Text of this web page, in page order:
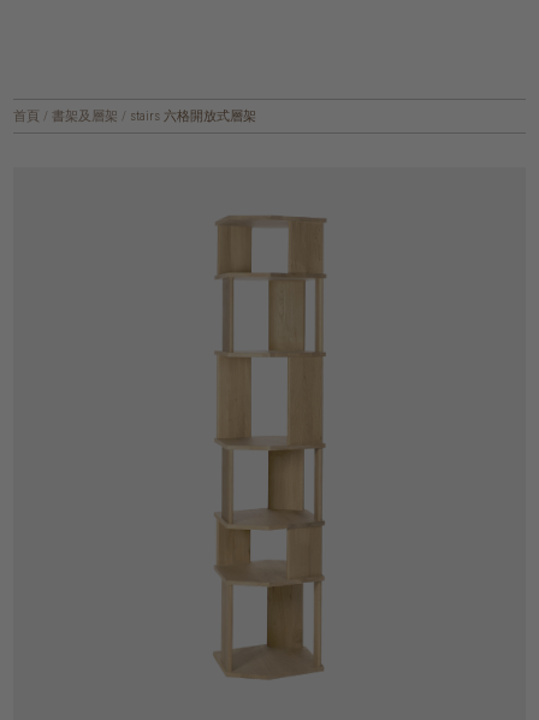
首頁 / 書架及層架 / stairs 六格開放式層架